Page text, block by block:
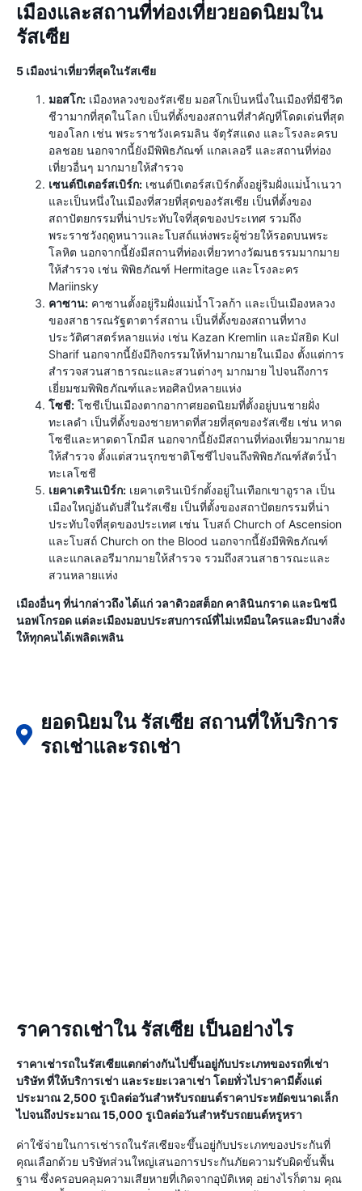
เมืองและสถานที่ท่องเที่ยวยอดนิยมใน
รัสเซีย
5 เมืองน่าเที่ยวที่สุดในรัสเซีย
มอสโก: เมืองหลวงของรัสเซีย มอสโกเป็นหนึ่งในเมืองที่มีชีวิต
ชีวามากที่สุดในโลก เป็นที่ตั้งของสถานที่สำคัญที่โดดเด่นที่สุด
ของโลก เช่น พระราชวังเครมลิน จัตุรัสแดง และโรงละครบ
อลชอย นอกจากนี้ยังมีพิพิธภัณฑ์ แกลเลอรี และสถานที่ท่อง
เที่ยวอื่นๆ มากมายให้สำรวจ
เซนต์ปีเตอร์สเบิร์ก: เซนต์ปีเตอร์สเบิร์กตั้งอยู่ริมฝั่งแม่น้ำเนวา
และเป็นหนึ่งในเมืองที่สวยที่สุดของรัสเซีย เป็นที่ตั้งของ
สถาปัตยกรรมที่น่าประทับใจที่สุดของประเทศ รวมถึง
พระราชวังฤดูหนาวและโบสถ์แห่งพระผู้ช่วยให้รอดบนพระ
โลหิต นอกจากนี้ยังมีสถานที่ท่องเที่ยวทางวัฒนธรรมมากมาย
ให้สำรวจ เช่น พิพิธภัณฑ์ Hermitage และโรงละคร
Mariinsky
คาซาน: คาซานตั้งอยู่ริมฝั่งแม่น้ำโวลก้า และเป็นเมืองหลวง
ของสาธารณรัฐตาตาร์สถาน เป็นที่ตั้งของสถานที่ทาง
ประวัติศาสตร์หลายแห่ง เช่น Kazan Kremlin และมัสยิด Kul
Sharif นอกจากนี้ยังมีกิจกรรมให้ทำมากมายในเมือง ตั้งแต่การ
สำรวจสวนสาธารณะและสวนต่างๆ มากมาย ไปจนถึงการ
เยี่ยมชมพิพิธภัณฑ์และหอศิลป์หลายแห่ง
โซชี: โซชีเป็นเมืองตากอากาศยอดนิยมที่ตั้งอยู่บนชายฝั่ง
ทะเลดำ เป็นที่ตั้งของชายหาดที่สวยที่สุดของรัสเซีย เช่น หาด
โซชีและหาดดาโกมืส นอกจากนี้ยังมีสถานที่ท่องเที่ยวมากมาย
ให้สำรวจ ตั้งแต่สวนรุกขชาติโซชีไปจนถึงพิพิธภัณฑ์สัตว์น้ำ
ทะเลโซชี
เยคาเตรินเบิร์ก: เยคาเตรินเบิร์กตั้งอยู่ในเทือกเขาอูราล เป็น
เมืองใหญ่อันดับสี่ในรัสเซีย เป็นที่ตั้งของสถาปัตยกรรมที่น่า
ประทับใจที่สุดของประเทศ เช่น โบสถ์ Church of Ascension
และโบสถ์ Church on the Blood นอกจากนี้ยังมีพิพิธภัณฑ์
และแกลเลอรีมากมายให้สำรวจ รวมถึงสวนสาธารณะและ
สวนหลายแห่ง
เมืองอื่นๆ ที่น่ากล่าวถึง ได้แก่ วลาดิวอสต็อก คาลินินกราด และนิซนี
นอฟโกรอด แต่ละเมืองมอบประสบการณ์ที่ไม่เหมือนใครและมีบางสิ่ง
ให้ทุกคนได้เพลิดเพลิน
ยอดนิยมใน รัสเซีย สถานที่ให้บริการ
รถเช่าและรถเช่า
ราคารถเช่าใน รัสเซีย เป็นอย่างไร
ราคาเช่ารถในรัสเซียแตกต่างกันไปขึ้นอยู่กับประเภทของรถที่เช่า
บริษัท ที่ให้บริการเช่า และระยะเวลาเช่า โดยทั่วไปราคามีตั้งแต่
ประมาณ 2,500 รูเบิลต่อวันสำหรับรถยนต์ราคาประหยัดขนาดเล็ก
ไปจนถึงประมาณ 15,000 รูเบิลต่อวันสำหรับรถยนต์หรูหรา
ค่าใช้จ่ายในการเช่ารถในรัสเซียจะขึ้นอยู่กับประเภทของประกันที่
คุณเลือกด้วย บริษัทส่วนใหญ่เสนอการประกันภัยความรับผิดขั้นพื้น
ฐาน ซึ่งครอบคลุมความเสียหายที่เกิดจากอุบัติเหตุ อย่างไรก็ตาม คุณ